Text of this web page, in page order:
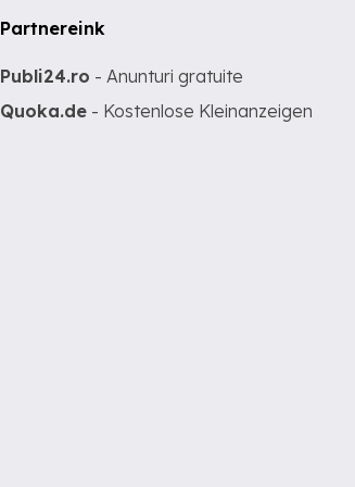
Partnereink
Publi24.ro - Anunturi gratuite
Quoka.de - Kostenlose Kleinanzeigen